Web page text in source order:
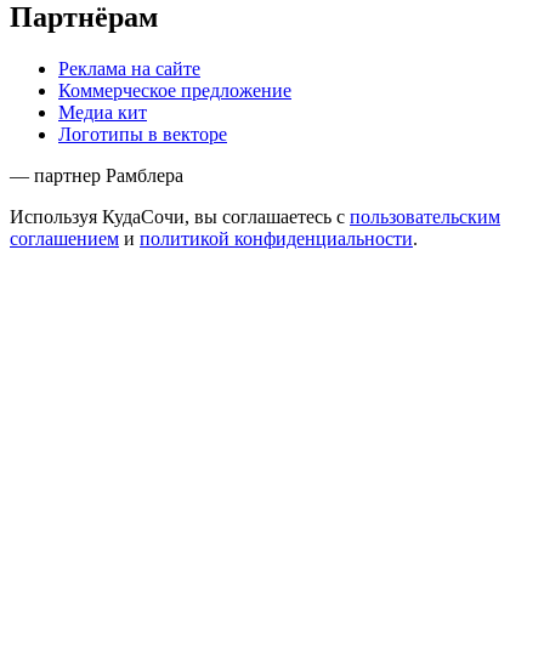
Партнёрам
Реклама на сайте
Коммерческое предложение
Медиа кит
Логотипы в векторе
— партнер Рамблера
Используя КудаСочи, вы соглашаетесь с пользовательским
соглашением и политикой конфиденциальности.